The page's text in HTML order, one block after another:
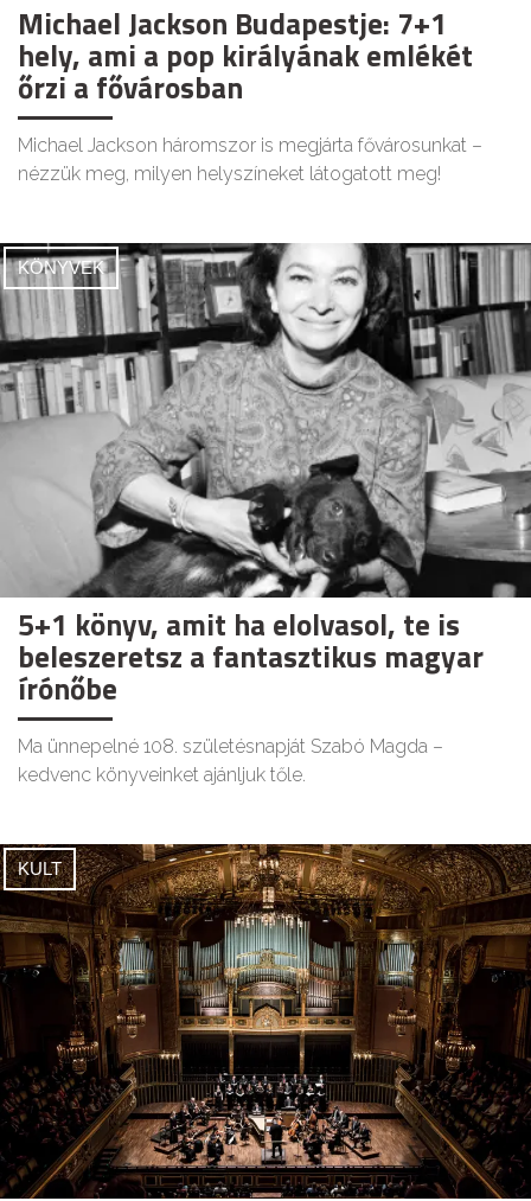
Michael Jackson Budapestje: 7+1
hely, ami a pop királyának emlékét
őrzi a fővárosban
Michael Jackson háromszor is megjárta fővárosunkat –
nézzük meg, milyen helyszíneket látogatott meg!
KÖNYVEK
5+1 könyv, amit ha elolvasol, te is
beleszeretsz a fantasztikus magyar
írónőbe
Ma ünnepelné 108. születésnapját Szabó Magda –
kedvenc könyveinket ajánljuk tőle.
KULT